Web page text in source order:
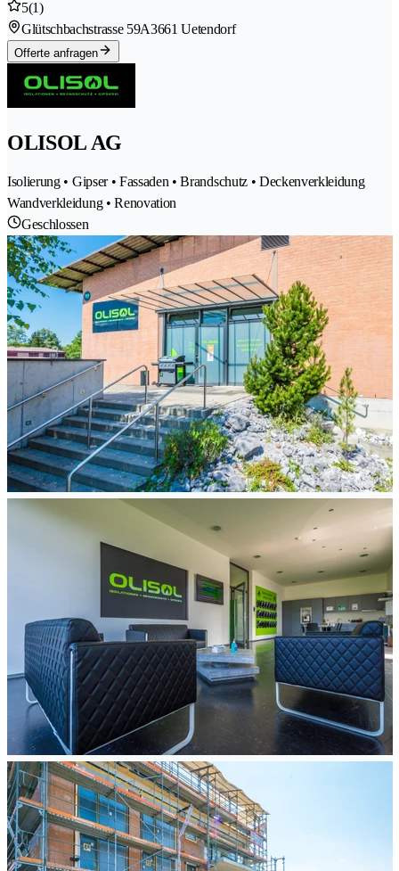
5(1)
Glütschbachstrasse 59A3661 Uetendorf
Offerte anfragen
OLISOL AG
Isolierung • Gipser • Fassaden • Brandschutz • Deckenverkleidung
Wandverkleidung • Renovation
Geschlossen